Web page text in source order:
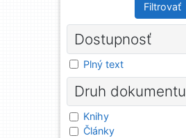
Filtrovať
Dostupnosť
Plný text
Druh dokumentu
Knihy
Články